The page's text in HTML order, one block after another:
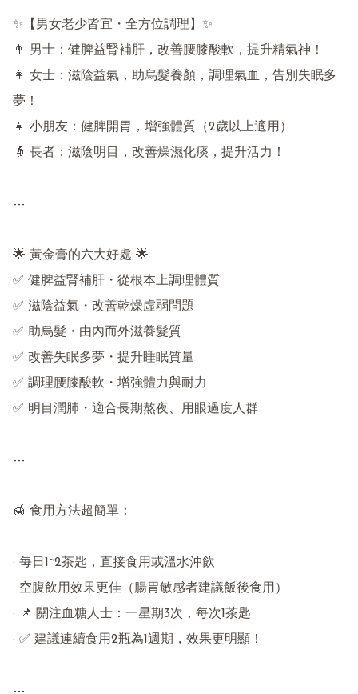
✨【男女老少皆宜・全方位調理】✨
👨 男士：健脾益腎補肝，改善腰膝酸軟，提升精氣神！
👩 女士：滋陰益氣，助烏髮養顏，調理氣血，告別失眠多
夢！
👧 小朋友：健脾開胃，增強體質（2歲以上適用）
👵 長者：滋陰明目，改善燥濕化痰，提升活力！
---
🌟 黃金膏的六大好處 🌟
✅ 健脾益腎補肝・從根本上調理體質
✅ 滋陰益氣・改善乾燥虛弱問題
✅ 助烏髮・由內而外滋養髮質
✅ 改善失眠多夢・提升睡眠質量
✅ 調理腰膝酸軟・增強體力與耐力
✅ 明目潤肺・適合長期熬夜、用眼過度人群
---
🍯 食用方法超簡單：
· 每日1~2茶匙，直接食用或溫水沖飲
· 空腹飲用效果更佳（腸胃敏感者建議飯後食用）
· 📌 關注血糖人士：一星期3次，每次1茶匙
· ✅ 建議連續食用2瓶為1週期，效果更明顯！
---